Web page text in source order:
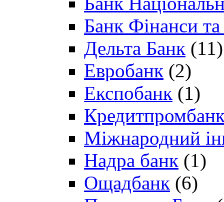
Банк Фінанси
Дельта Банк (11)
Евробанк (2)
Експобанк (1)
Міжнародний
Надра банк (1)
Ощадбанк (6)